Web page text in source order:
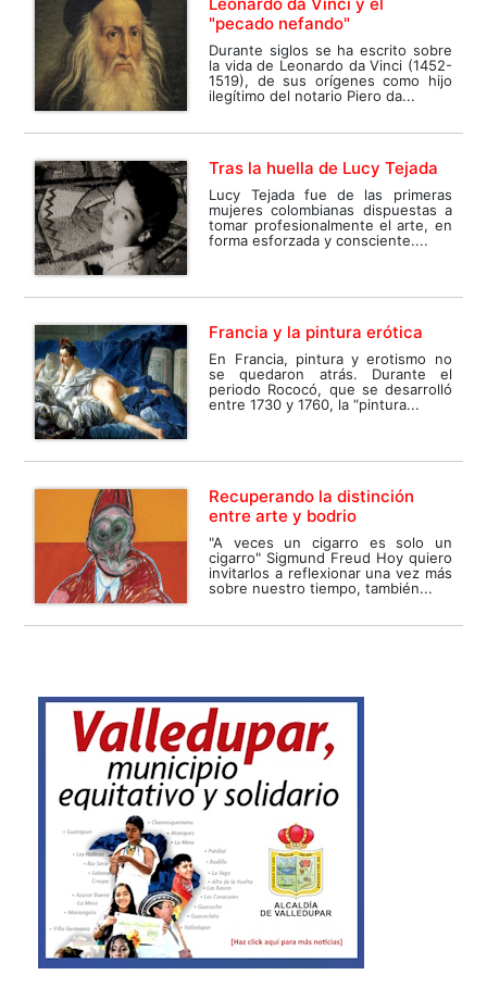
Leonardo da Vinci y el
"pecado nefando"
Durante siglos se ha escrito sobre
la vida de Leonardo da Vinci (1452-
1519), de sus orígenes como hijo
ilegítimo del notario Piero da...
Tras la huella de Lucy Tejada
Lucy Tejada fue de las primeras
mujeres colombianas dispuestas a
tomar profesionalmente el arte, en
forma esforzada y consciente....
Francia y la pintura erótica
En Francia, pintura y erotismo no
se quedaron atrás. Durante el
periodo Rococó, que se desarrolló
entre 1730 y 1760, la “pintura...
Recuperando la distinción
entre arte y bodrio
"A veces un cigarro es solo un
cigarro" Sigmund Freud Hoy quiero
invitarlos a reflexionar una vez más
sobre nuestro tiempo, también...